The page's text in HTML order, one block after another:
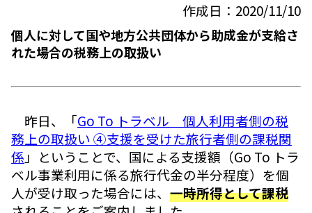
作成日：2020/11/10
個人に対して国や地方公共団体から助成金が支給さ
れた場合の税務上の取扱い
昨日、「Go To トラベル 個人利用者側の税
務上の取扱い ④支援を受けた旅行者側の課税関
係 」ということで、国による支援額（Go To トラ
ベル事業利用に係る旅行代金の半分程度）を個
人が受け取った場合には、 一時所得として課税